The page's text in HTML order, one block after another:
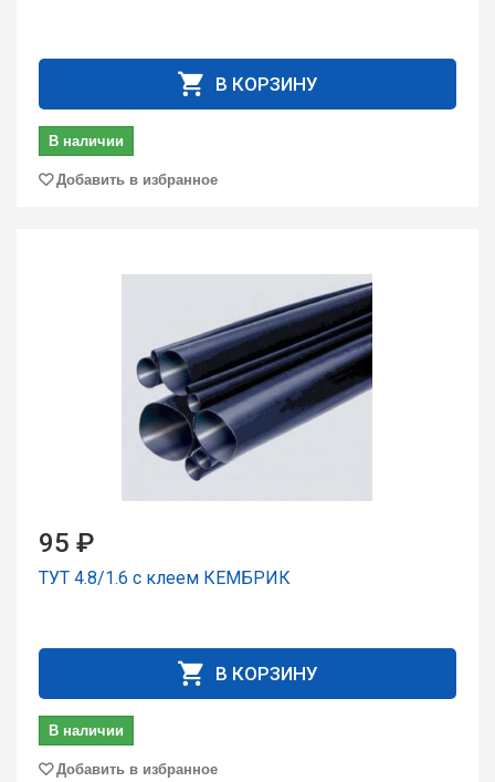
В КОРЗИНУ
В наличии
Добавить в избранное
95 ₽
ТУТ 4.8/1.6 с клеем КЕМБРИК
В КОРЗИНУ
В наличии
Добавить в избранное